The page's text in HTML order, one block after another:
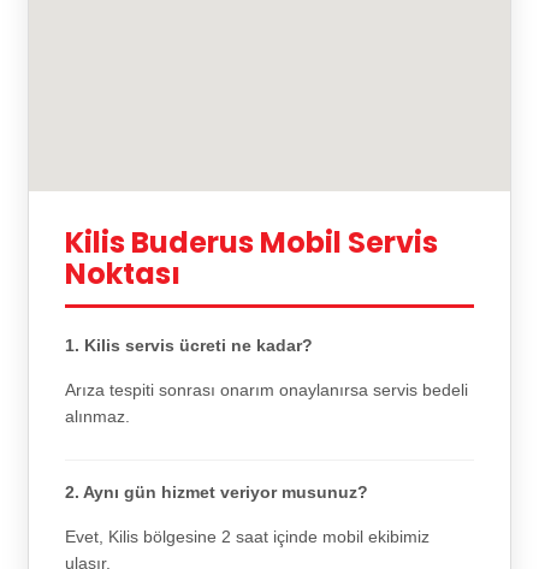
Kilis Buderus Mobil Servis
Noktası
1. Kilis servis ücreti ne kadar?
Arıza tespiti sonrası onarım onaylanırsa servis bedeli
alınmaz.
2. Aynı gün hizmet veriyor musunuz?
Evet, Kilis bölgesine 2 saat içinde mobil ekibimiz
ulaşır.